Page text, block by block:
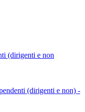
(dirigenti e non
(dirigenti e non) -